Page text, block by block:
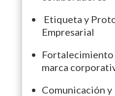
Etiqueta y
Empresarial
Fortalecimiento
marca
Comunicación y